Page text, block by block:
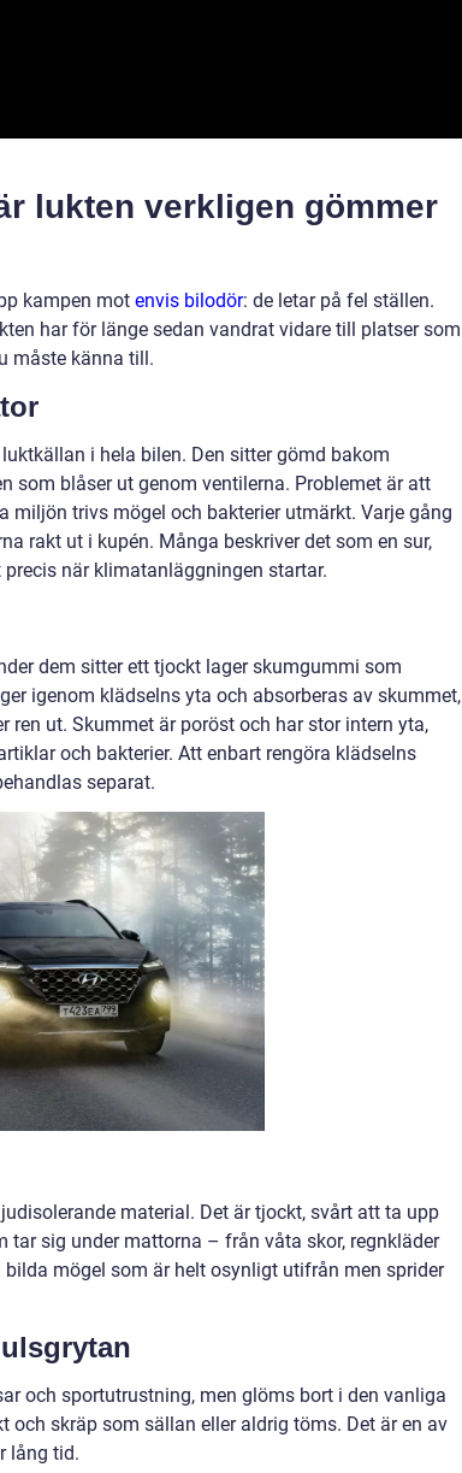
lukten verkligen gömmer
kampen mot envis bilodör: de letar på fel ställen.
har för länge sedan vandrat vidare till platser som
måste känna till.
i hela bilen. Den sitter gömd bakom
som blåser ut genom ventilerna. Problemet är att
trivs mögel och bakterier utmärkt. Varje gång
rakt ut i kupén. Många beskriver det som en sur,
när klimatanläggningen startar.
dem sitter ett tjockt lager skumgummi som
igenom klädselns yta och absorberas av skummet,
ren ut. Skummet är poröst och har stor intern yta,
och bakterier. Att enbart rengöra klädselns
separat.
material. Det är tjockt, svårt att ta upp
sig under mattorna – från våta skor, regnkläder
mögel som är helt osynligt utifrån men sprider
och sportutrustning, men glöms bort i den vanliga
skräp som sällan eller aldrig töms. Det är en av
lång tid.